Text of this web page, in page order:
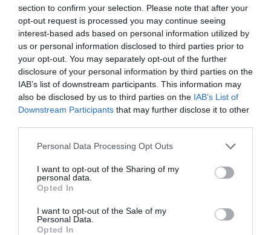
section to confirm your selection. Please note that after your
opt-out request is processed you may continue seeing
interest-based ads based on personal information utilized by
us or personal information disclosed to third parties prior to
your opt-out. You may separately opt-out of the further
disclosure of your personal information by third parties on the
IAB’s list of downstream participants. This information may
also be disclosed by us to third parties on the IAB’s List of
Downstream Participants that may further disclose it to other
Personal Data Processing Opt Outs
I want to opt-out of the Sharing of my
personal data.
Opted In
I want to opt-out of the Sale of my
Personal Data.
Opted In
y no utilizando únicamente datos que se pueden
obtener en bases de datos o en el registro de la
propiedad.
Respecto a su propia comunidad podemos encontrar
sentencias que recogen este criterio, como la del
Tribunal Superior de Justicia de la Comunidad
Valenciana, de 1 de octubre de 2013 (Recurso
en el local objeto de valoración.
AñadirEl Farmacéutico
de Google de forma gratuita
Mantente informado con las últimas noticias de actualidad.
ACTIVAR AHORA